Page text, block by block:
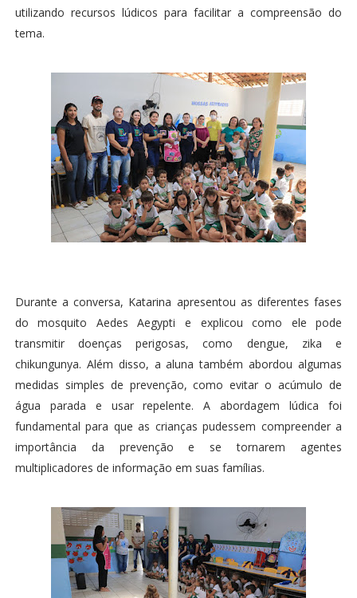
utilizando recursos lúdicos para facilitar a compreensão do
tema.
Durante a conversa, Katarina apresentou as diferentes fases
do mosquito Aedes Aegypti e explicou como ele pode
transmitir doenças perigosas, como dengue, zika e
chikungunya. Além disso, a aluna também abordou algumas
medidas simples de prevenção, como evitar o acúmulo de
água parada e usar repelente. A abordagem lúdica foi
fundamental para que as crianças pudessem compreender a
importância da prevenção e se tornarem agentes
multiplicadores de informação em suas famílias.